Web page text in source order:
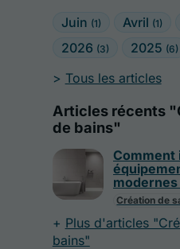
Juin (1) Avril (1)
2026 (3) 2025 (6)
Tous les articles
Articles récents
de bains"
Création de
Comment
modernes
Plus d'articles
bains"